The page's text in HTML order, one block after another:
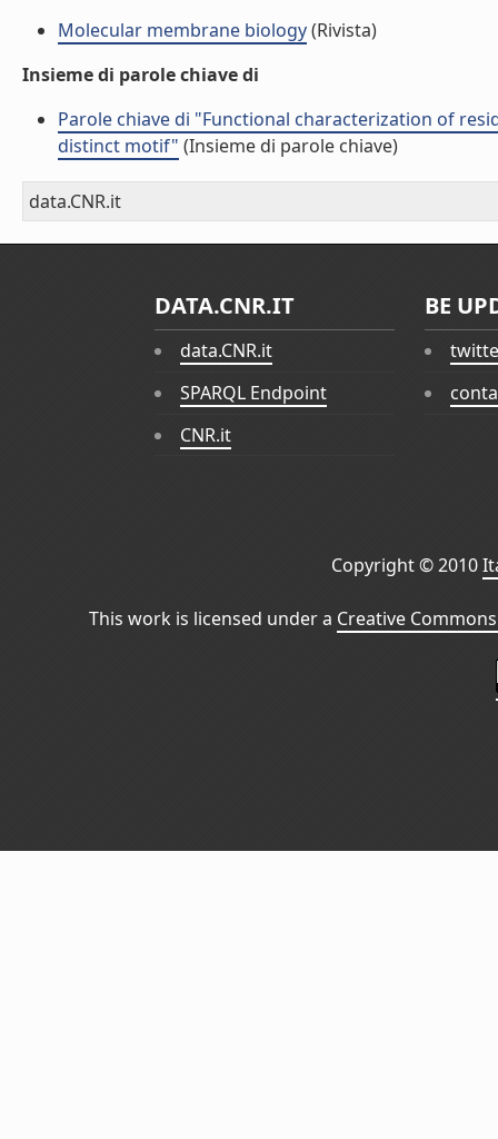
Molecular membrane biology(Rivista)
Insieme di parole chiave di
Parole chiave di "Functional characterization of
distinct motif" (Insieme di parole chiave)
data.CNR.it
DATA.CNR.IT
data.CNR.it
SPARQL Endpoint
CNR.it
BE
Copyright © 2010
This work is licensed under a Creative